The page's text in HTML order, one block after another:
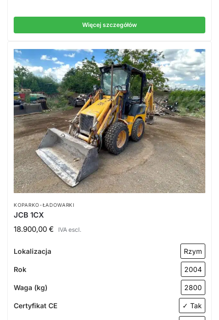
Więcej szczegółów
KOPARKO-ŁADOWARKI
JCB 1CX
18.900,00 € IVA escl.
Lokalizacja Rzym
Rok 2004
Waga (kg) 2800
Certyfikat CE ✓ Tak